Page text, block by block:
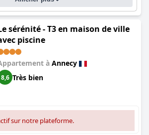
sérénité - T3 en maison de ville
piscine
à Annecy
8,6 Très bien
sur notre plateforme.